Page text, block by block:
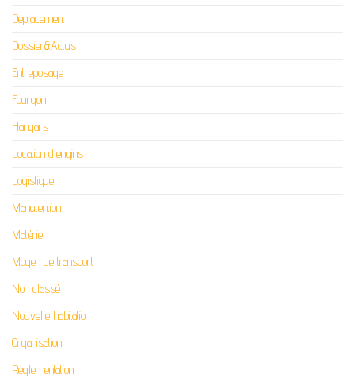
Déplacement
Dossier&Actus
Entreposage
Fourgon
Hangars
Location d'engins
Logistique
Manutention
Matériel
Moyen de transport
Non classé
Nouvelle habitation
Organisation
Réglementation